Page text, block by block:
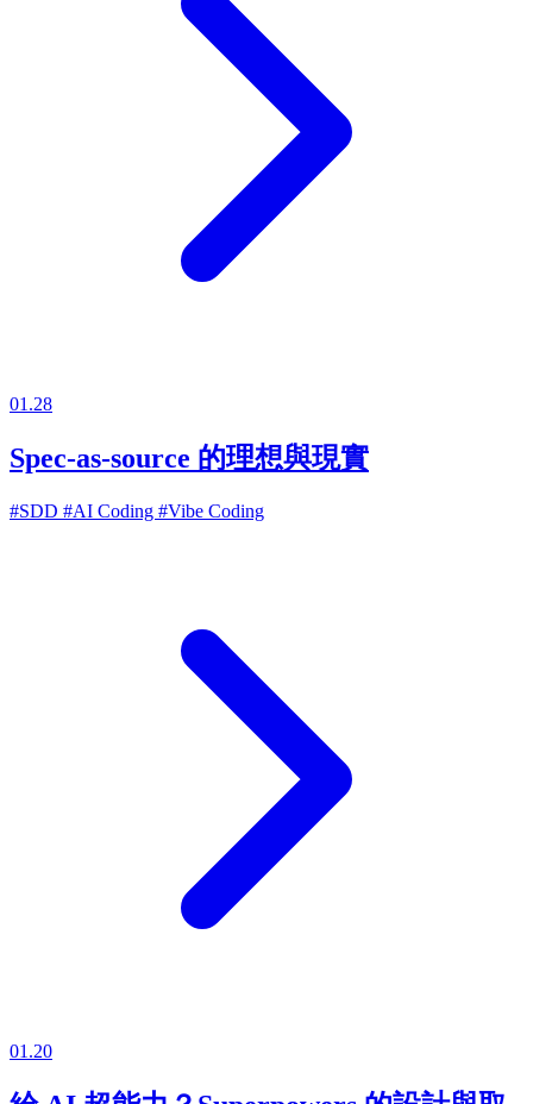
01.28
Spec-as-source 的理想與現實
#SDD #AI Coding #Vibe Coding
01.20